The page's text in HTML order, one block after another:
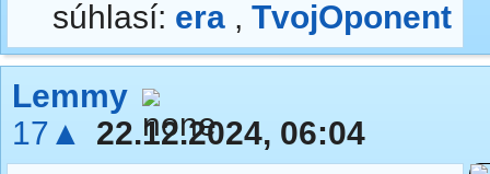
súhlasí: era , TvojOponent
Lemmy
17▲
22.12.2024, 06:04